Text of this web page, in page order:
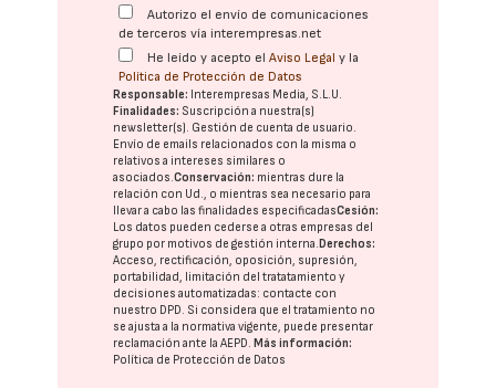
Autorizo el envío de comunicaciones
de terceros vía interempresas.net
He leído y acepto elAviso Legal y la
Política de Protección de Datos
Responsable: Interempresas Media, S.L.U.
Finalidades: Suscripción a nuestra(s)
newsletter(s). Gestión de cuenta de usuario.
Envío de emails relacionados con la misma o
relativos a intereses similares o
asociados.Conservación: mientras dure la
relación con Ud., o mientras sea necesario para
llevar a cabo las finalidades especificadasCesión:
Los datos pueden cederse a otras empresas del
grupo por motivos de gestión interna.Derechos:
Acceso, rectificación, oposición, supresión,
portabilidad, limitación del tratatamiento y
decisiones automatizadas: contacte con
nuestro DPD. Si considera que el tratamiento no
se ajusta a la normativa vigente, puede presentar
reclamación ante laAEPD.Más información:
Política de Protección de Datos